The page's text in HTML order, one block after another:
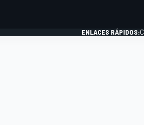
ENLACES RÁPIDOS: